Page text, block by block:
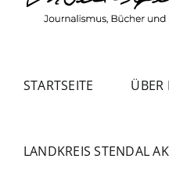
STARTSEITE ÜBER
LANDKREIS STENDAL